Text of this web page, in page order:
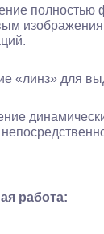
полностью
«линз» для
работа: